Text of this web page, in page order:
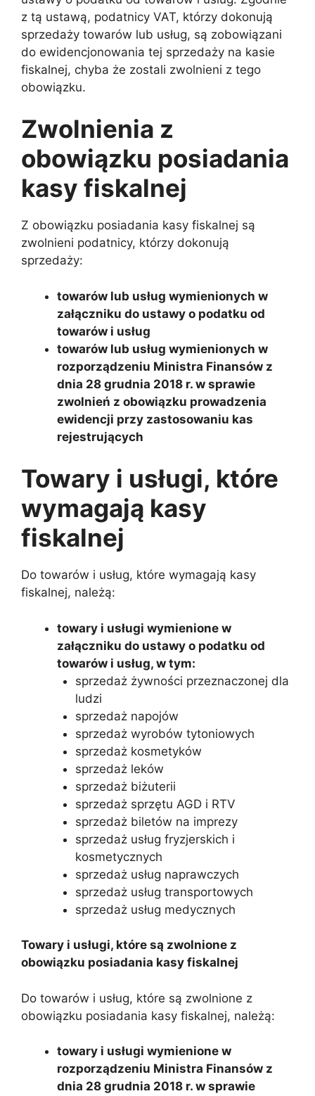
z tą ustawą, podatnicy VAT, którzy dokonują
sprzedaży towarów lub usług, są zobowiązani
do ewidencjonowania tej sprzedaży na kasie
fiskalnej, chyba że zostali zwolnieni z tego
obowiązku.
Zwolnienia z
obowiązku posiadania
kasy fiskalnej
Z obowiązku posiadania kasy fiskalnej są
zwolnieni podatnicy, którzy dokonują
sprzedaży:
towarów lub usług wymienionych w
załączniku do ustawy o podatku od
towarów i usług
towarów lub usług wymienionych w
rozporządzeniu Ministra Finansów z
dnia 28 grudnia 2018 r. w sprawie
zwolnień z obowiązku prowadzenia
ewidencji przy zastosowaniu kas
rejestrujących
Towary i usługi, które
wymagają kasy
fiskalnej
Do towarów i usług, które wymagają kasy
fiskalnej, należą:
towary i usługi wymienione w
załączniku do ustawy o podatku od
towarów i usług, w tym:
sprzedaż żywności przeznaczonej dla
ludzi
sprzedaż napojów
sprzedaż wyrobów tytoniowych
sprzedaż kosmetyków
sprzedaż leków
sprzedaż biżuterii
sprzedaż sprzętu AGD i RTV
sprzedaż biletów na imprezy
sprzedaż usług fryzjerskich i
kosmetycznych
sprzedaż usług naprawczych
sprzedaż usług transportowych
sprzedaż usług medycznych
Towary i usługi, które są zwolnione z
obowiązku posiadania kasy fiskalnej
Do towarów i usług, które są zwolnione z
obowiązku posiadania kasy fiskalnej, należą:
towary i usługi wymienione w
rozporządzeniu Ministra Finansów z
dnia 28 grudnia 2018 r. w sprawie